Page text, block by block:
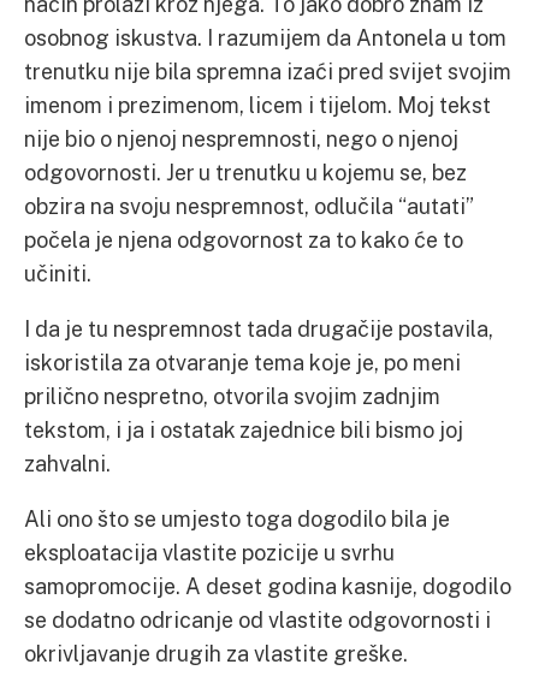
osobnog iskustva. I razumijem da Antonela u tom
trenutku nije bila spremna izaći pred svijet svojim
imenom i prezimenom, licem i tijelom. Moj tekst
nije bio o njenoj nespremnosti, nego o njenoj
odgovornosti. Jer u trenutku u kojemu se, bez
obzira na svoju nespremnost, odlučila “autati”
počela je njena odgovornost za to kako će to
učiniti.
I da je tu nespremnost tada drugačije postavila,
iskoristila za otvaranje tema koje je, po meni
prilično nespretno, otvorila svojim zadnjim
tekstom, i ja i ostatak zajednice bili bismo joj
zahvalni.
Ali ono što se umjesto toga dogodilo bila je
eksploatacija vlastite pozicije u svrhu
samopromocije. A deset godina kasnije, dogodilo
se dodatno odricanje od vlastite odgovornosti i
okrivljavanje drugih za vlastite greške.